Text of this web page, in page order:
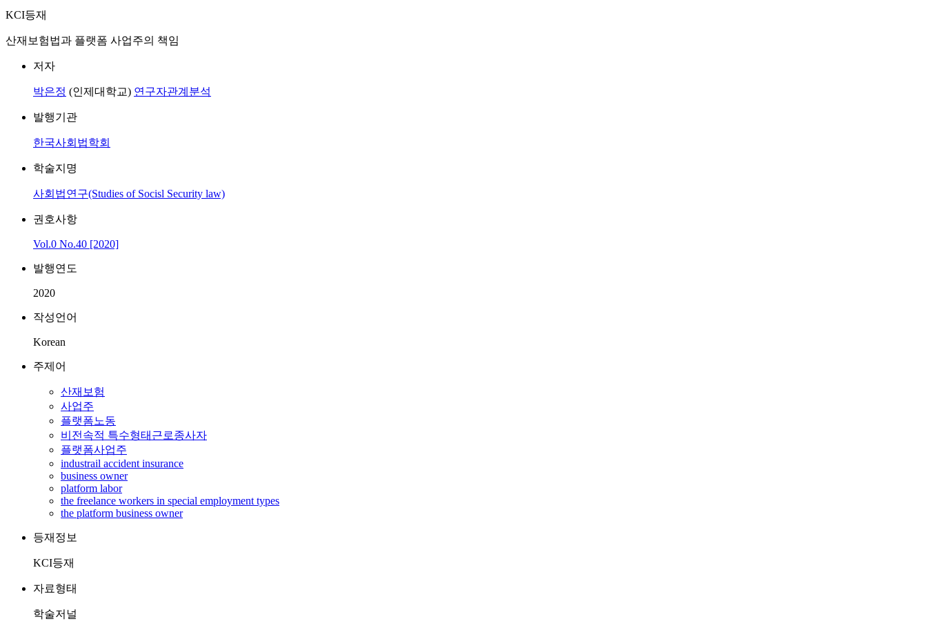
KCI등재
산재보험법과 플랫폼 사업주의 책임
저자
박은정 (인제대학교) 연구자관계분석
발행기관
한국사회법학회
학술지명
사회법연구(Studies of Socisl Security law)
권호사항
Vol.0 No.40 [2020]
발행연도
2020
작성언어
Korean
주제어
산재보험
사업주
플랫폼노동
비전속적 특수형태근로종사자
플랫폼사업주
industrail accident insurance
business owner
platform labor
the freelance workers in special employment types
the platform business owner
등재정보
KCI등재
자료형태
학술저널